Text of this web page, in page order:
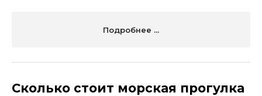
Подробнее ...
Сколько стоит морская прогулка